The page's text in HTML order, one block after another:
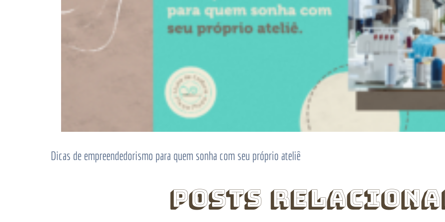
Dicas de empreendedorismo para quem sonha com seu próprio ateliê
Posts